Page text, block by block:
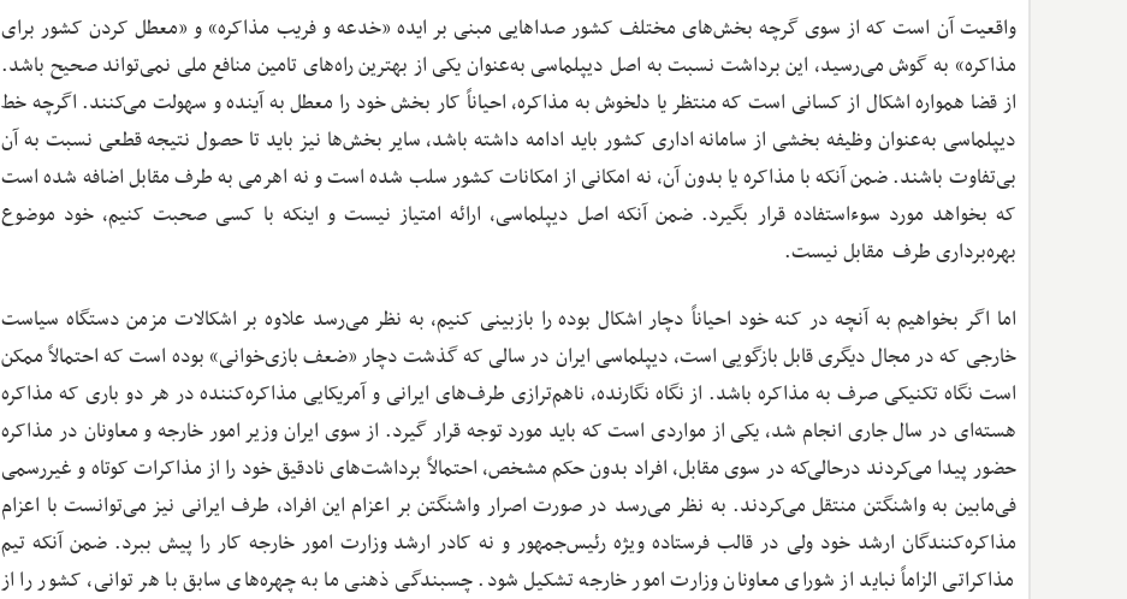
واقعیت آن است که از سوی گرچه بخش‌های مختلف کشور صداهایی مبنی بر ایده «خدعه و فریب مذاکره» و «معطل کردن کشور برای
مذاکره» به گوش می‌رسید، این برداشت نسبت به اصل دیپلماسی به‌عنوان یکی از بهترین راه‌های تامین منافع ملی نمی‌تواند صحیح باشد.
از قضا همواره اشکال از کسانی است که منتظر یا دلخوش به مذاکره، احیاناً کار بخش خود را معطل به آینده و سهولت می‌کنند. اگرچه خط
دیپلماسی به‌عنوان وظیفه بخشی از سامانه اداری کشور باید ادامه داشته باشد، سایر بخش‌ها نیز باید تا حصول نتیجه قطعی نسبت به آن
بی‌تفاوت باشند. ضمن آنکه با مذاکره یا بدون آن، نه امکانی از امکانات کشور سلب شده است و نه اهرمی به طرف مقابل اضافه شده است
که بخواهد مورد سوءاستفاده قرار بگیرد. ضمن آنکه اصل دیپلماسی، ارائه امتیاز نیست و اینکه با کسی صحبت کنیم، خود موضوع
بهره‌برداری طرف مقابل نیست.
اما اگر بخواهیم به آنچه در کنه خود احیاناً دچار اشکال بوده را بازبینی کنیم، به نظر می‌رسد علاوه بر اشکالات مزمن دستگاه سیاست
خارجی که در مجال دیگری قابل بازگویی است، دیپلماسی ایران در سالی که گذشت دچار «ضعف بازی‌خوانی» بوده است که احتمالاً ممکن
است نگاه تکنیکی صرف به مذاکره باشد. از نگاه نگارنده، ناهم‌ترازی طرف‌های ایرانی و آمریکایی مذاکره‌کننده در هر دو باری که مذاکره
هسته‌ای در سال جاری انجام شد، یکی از مواردی است که باید مورد توجه قرار گیرد. از سوی ایران وزیر امور خارجه و معاونان در مذاکره
حضور پیدا می‌کردند درحالی‌که در سوی مقابل، افراد بدون حکم مشخص، احتمالاً برداشت‌های نادقیق خود را از مذاکرات کوتاه و غیررسمی
فی‌مابین به واشنگتن منتقل می‌کردند. به نظر می‌رسد در صورت اصرار واشنگتن بر اعزام این افراد، طرف ایرانی نیز می‌توانست با اعزام
مذاکره‌کنندگان ارشد خود ولی در قالب فرستاده ویژه رئیس‌جمهور و نه کادر ارشد وزارت امور خارجه کار را پیش ببرد. ضمن آنکه تیم
مذاکراتی الزاماً نباید از شورای معاونان وزارت امور خارجه تشکیل شود. چسبندگی ذهنی ما به چهره‌های سابق با هر توانی، کشور را از